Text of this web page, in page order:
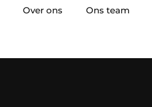
Over ons Ons team